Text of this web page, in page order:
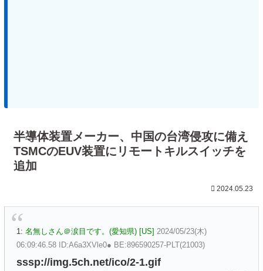
半導体装置メーカー、中国の台湾侵攻に備え
TSMCのEUV装置にリモートキルスイッチを
追加
2024.05.23
1: 名無しさん＠涙目です。(愛知県) [US] 2024/05/23(木)
06:09:46.58 ID:A6a3XVle0● BE:896590257-PLT(21003)
sssp://img.5ch.net/ico/2-1.gif